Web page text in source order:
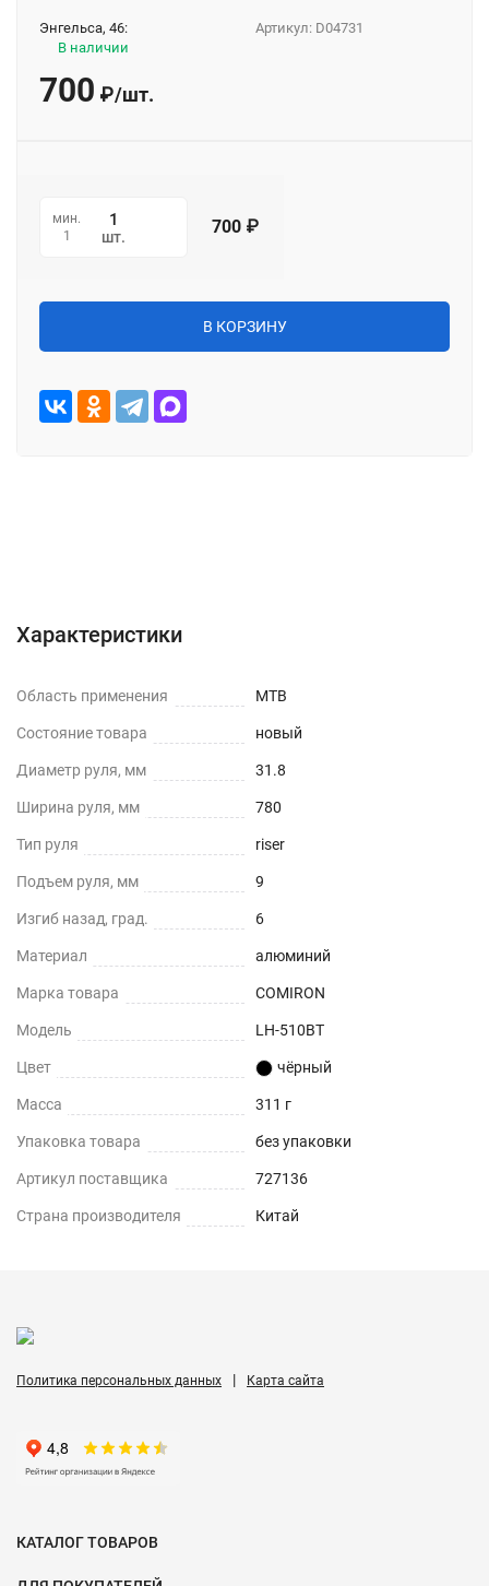
Артикул: D04731
Энгельса, 46:
В наличии
700 ₽/шт.
мин.
1
шт. 700 ₽
В КОРЗИНУ
Характеристики
Область применения MTB
Состояние товара новый
Диаметр руля, мм 31.8
Ширина руля, мм 780
Тип руля riser
Подъем руля, мм 9
Изгиб назад, град. 6
Материал алюминий
Марка товара COMIRON
Модель LH-510BT
Цвет чёрный
Масса 311 г
Упаковка товара без упаковки
Артикул поставщика 727136
Страна производителя Китай
Политика персональных данных | Карта сайта
КАТАЛОГ ТОВАРОВ